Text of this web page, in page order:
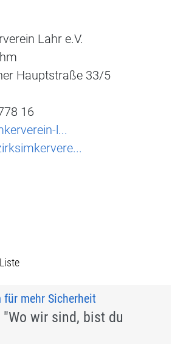
Lahr e.V.
Hauptstraße 33/5
16
l...
für mehr Sicherheit
wir sind, bist du